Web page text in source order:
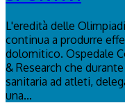
L'eredità delle
continua a produrre
dolomitico. Ospedale
& Research che
sanitaria ad atleti,
una...